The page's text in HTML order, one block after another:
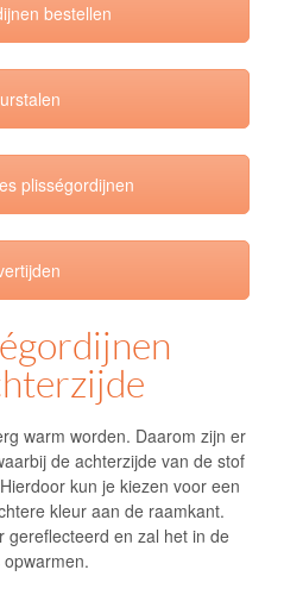
bestellen
plisségordijnen
warm worden. Daarom zijn er
de achterzijde van de stof
kun je kiezen voor een
kleur aan de raamkant.
gereflecteerd en zal het in de